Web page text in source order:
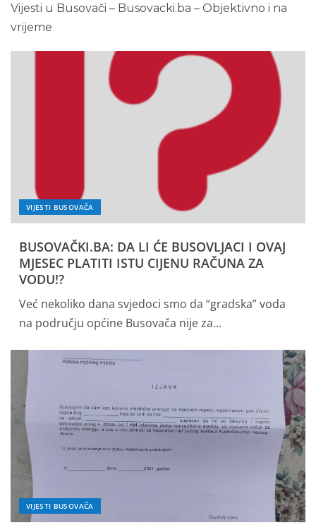
Vijesti u Busovači – Busovacki.ba – Objektivno i na
vrijeme
VIJESTI BUSOVAČA
BUSOVAČKI.BA: DA LI ĆE BUSOVLJACI I OVAJ
MJESEC PLATITI ISTU CIJENU RAČUNA ZA
VODU!?
Već nekoliko dana svjedoci smo da “gradska” voda
na području općine Busovača nije za...
VIJESTI BUSOVAČA